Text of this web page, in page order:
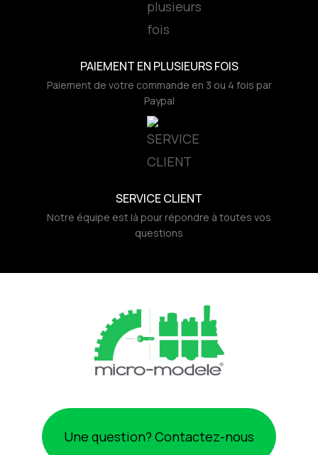
PAIEMENT EN PLUSIEURS FOIS
Paiement de votre commande en 3 ou 4 fois par
Paypal
SERVICE CLIENT
Notre équipe est là pour répondre à toutes vos
questions
Une question? Contactez-nous